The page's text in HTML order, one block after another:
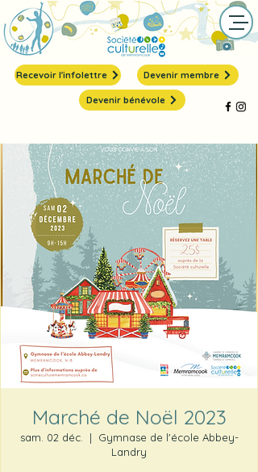
Recevoir l'infolettre Devenir membre
Devenir bénévole
Marché de Noël 2023
sam. 02 déc.
  |
Gymnase de l'école Abbey-
Landry